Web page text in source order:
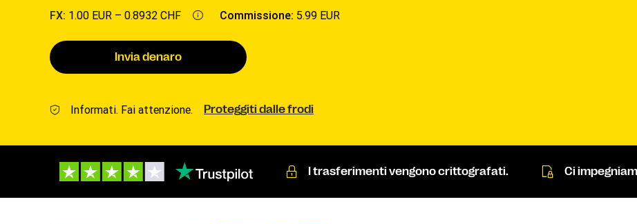
FX: 1.00 EUR – 0.8932 CHF Commissione: 5.99 EUR
Invia denaro
Informati. Fai attenzione. Proteggiti dalle frodi
I trasferimenti vengono crittografati. Ci